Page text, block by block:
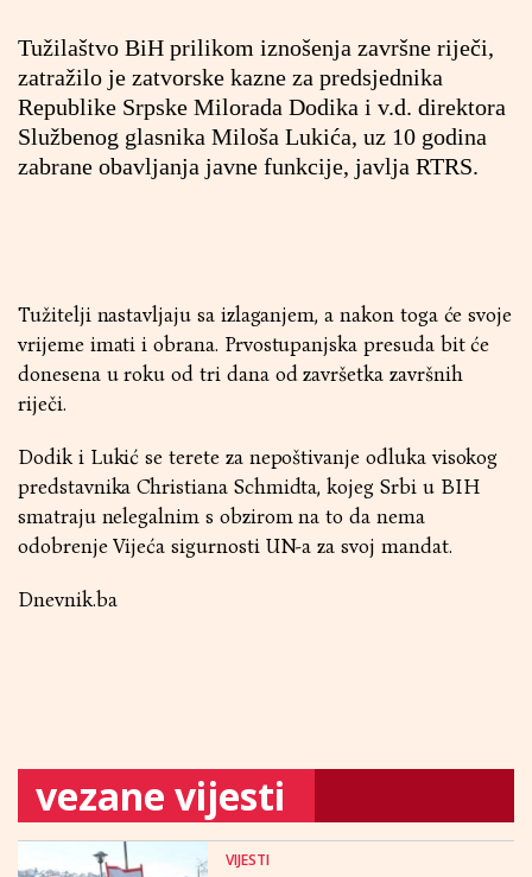
Tužilaštvo BiH prilikom iznošenja završne riječi,
zatražilo je zatvorske kazne za predsjednika
Republike Srpske Milorada Dodika i v.d. direktora
Službenog glasnika Miloša Lukića, uz 10 godina
zabrane obavljanja javne funkcije, javlja RTRS.
Tužitelji nastavljaju sa izlaganjem, a nakon toga će svoje
vrijeme imati i obrana. Prvostupanjska presuda bit će
donesena u roku od tri dana od završetka završnih
riječi.
Dodik i Lukić se terete za nepoštivanje odluka visokog
predstavnika Christiana Schmidta, kojeg Srbi u BIH
smatraju nelegalnim s obzirom na to da nema
odobrenje Vijeća sigurnosti UN-a za svoj mandat.
Dnevnik.ba
vezane vijesti
VIJESTI